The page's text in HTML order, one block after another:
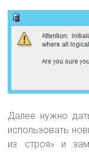
Далее нужно
использовать
из строя» и